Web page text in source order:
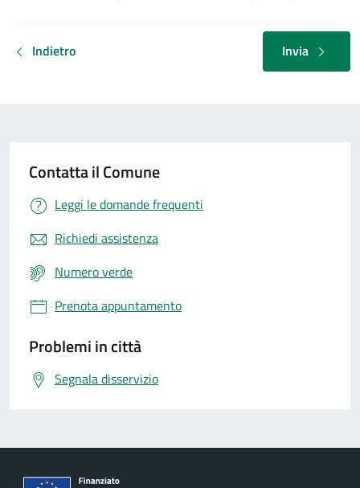
Indietro Invia
Contatta il Comune
Leggi le domande frequenti
Richiedi assistenza
Numero verde
Prenota appuntamento
Problemi in città
Segnala disservizio